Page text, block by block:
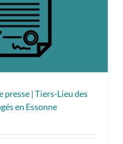
presse | Tiers-Lieu des
en Essonne